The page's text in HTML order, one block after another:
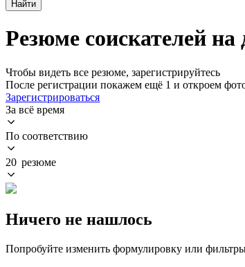
Найти
Резюме соискателей
Чтобы видеть все резюме, зарегистрируйтесь
После регистрации покажем ещё 1 и откроем
Зарегистрироваться
За всё время
По соответствию
20 резюме
Ничего не нашлось
Попробуйте изменить формулировку или